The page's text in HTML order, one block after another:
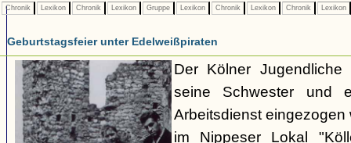
Chronik Lexikon Chronik Lexikon Gruppe Lexikon Chronik Lexikon Chronik Lexikon
Geburtstagsfeier unter Edelweißpiraten
Der Kölner
seine Schwester und
Arbeitsdienst
im Nippeser Lokal